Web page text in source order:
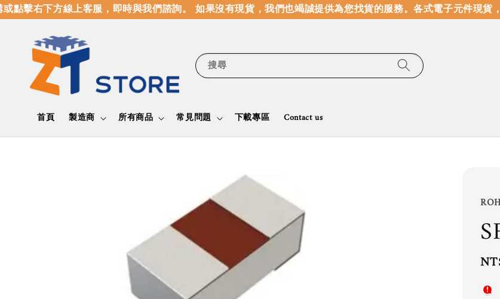
擊右下方線上客服，即時與我們諮詢。 如果沒有現貨，我們也竭誠提供為您找貨的服務。各式電子元件現貨，
搜尋
首頁 製造商 所有商品 常見問題 下載專區 Contact us